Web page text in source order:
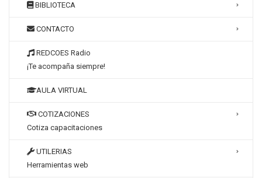
BIBLIOTECA
CONTACTO
REDCOES Radio
¡Te acompaña siempre!
AULA VIRTUAL
COTIZACIONES
Cotiza capacitaciones
UTILERIAS
Herramientas web